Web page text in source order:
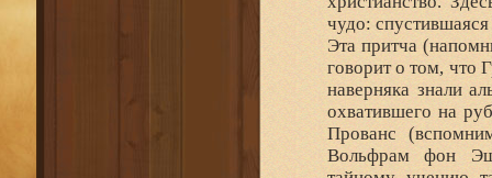
чудо:
Эта притча
говорит о том, что
наверняка знали
охватившего на
Прованс
Вольфрам фон